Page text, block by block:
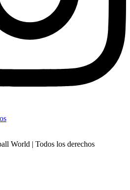
World | Todos los derechos